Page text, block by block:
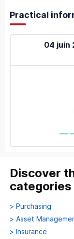
Practical
04 juin
Discover
categories
> Purchasing
> Asset
> Insurance